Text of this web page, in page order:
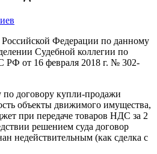
Федерации по данному
Судебной коллегии по
РФ от 16 февраля 2018 г. № 302-
по договору купли-продажи
объекты движимого имущества,
при передаче товаров НДС за 2
решением суда договор
недействительным (как сделка с